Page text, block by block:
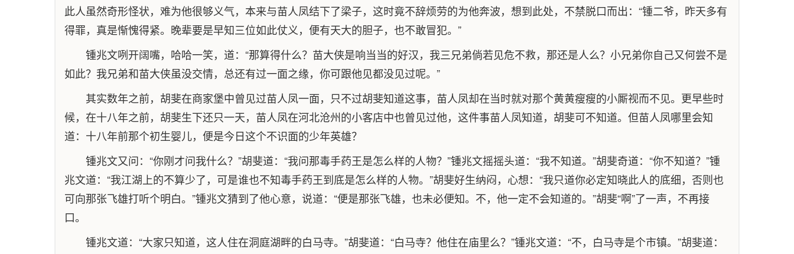
此人虽然奇形怪状，难为他很够义气，本来与苗人凤结下了梁子，这时竟不辞烦劳的为他奔波，想到此处，不禁脱口而出：“锺二爷，昨天多有
得罪，真是惭愧得紧。晚辈要是早知三位如此仗义，便有天大的胆子，也不敢冒犯。”
锺兆文咧开阔嘴，哈哈一笑，道：“那算得什么？苗大侠是响当当的好汉，我三兄弟倘若见危不救，那还是人么？小兄弟你自己又何尝不是
如此？我兄弟和苗大侠虽没交情，总还有过一面之缘，你可跟他见都没见过呢。”
其实数年之前，胡斐在商家堡中曾见过苗人凤一面，只不过胡斐知道这事，苗人凤却在当时就对那个黄黄瘦瘦的小厮视而不见。更早些时
候，在十八年之前，胡斐生下还只一天，苗人凤在河北沧州的小客店中也曾见过他，这件事苗人凤知道，胡斐可不知道。但苗人凤哪里会知
道：十八年前那个初生婴儿，便是今日这个不识面的少年英雄？
锺兆文又问：“你刚才问我什么？”胡斐道：“我问那毒手药王是怎么样的人物？”锺兆文摇摇头道：“我不知道。”胡斐奇道：“你不知道？”锺
兆文道：“我江湖上的不算少了，可是谁也不知毒手药王到底是怎么样的人物。”胡斐好生纳闷，心想：“我只道你必定知晓此人的底细，否则也
可向那张飞雄打听个明白。”锺兆文猜到了他心意，说道：“便是那张飞雄，也未必便知。不，他一定不会知道的。”胡斐“啊”了一声，不再接
口。
锺兆文道：“大家只知道，这人住在洞庭湖畔的白马寺。”胡斐道：“白马寺？他住在庙里么？”锺兆文道：“不，白马寺是个市镇。”胡斐道：